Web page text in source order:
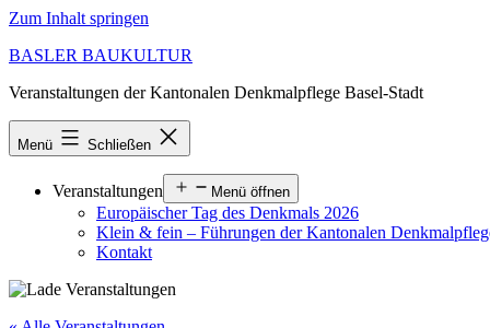
Zum Inhalt springen
BASLER BAUKULTUR
Veranstaltungen der Kantonalen Denkmalpflege Basel-Stadt
Menü Schließen
Veranstaltungen Menü öffnen
Europäischer Tag des Denkmals 2026
Klein & fein – Führungen der Kantonalen
Kontakt